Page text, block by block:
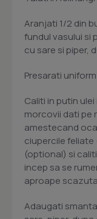
Aranjati 1/2 din
fundul vasului si
cu sare si piper,
Presarati
Caliti in putin
morcovii dati pe
amestecand
ciupercile
(optional) si
incep sa se
aproape
Adaugati